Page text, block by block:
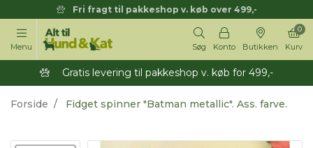
Fri fragt til pakkeshop v. køb over 499,-
Menu Søg Konto Butikken Kurv
0
Gratis levering til pakkeshop v. køb for 499,-
Forside Fidget spinner "Batman metallic". Ass. farve.